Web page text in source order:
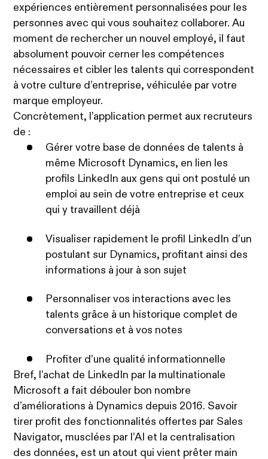
expériences entièrement personnalisées pour les
personnes avec qui vous souhaitez collaborer. Au
moment de rechercher un nouvel employé, il faut
absolument pouvoir cerner les compétences
nécessaires et cibler les talents qui correspondent
à votre culture d’entreprise, véhiculée par votre
marque employeur.
Concrètement, l’application permet aux recruteurs
de :
Gérer votre base de données de talents à
même Microsoft Dynamics, en lien les
profils LinkedIn aux gens qui ont postulé un
emploi au sein de votre entreprise et ceux
qui y travaillent déjà
Visualiser rapidement le profil LinkedIn d’un
postulant sur Dynamics, profitant ainsi des
informations à jour à son sujet
Personnaliser vos interactions avec les
talents grâce à un historique complet de
conversations et à vos notes
Profiter d’une qualité informationnelle
Bref, l’achat de LinkedIn par la multinationale
Microsoft a fait débouler bon nombre
d’améliorations à Dynamics depuis 2016. Savoir
tirer profit des fonctionnalités offertes par Sales
Navigator, musclées par l’AI et la centralisation
des données, est un atout qui vient prêter main